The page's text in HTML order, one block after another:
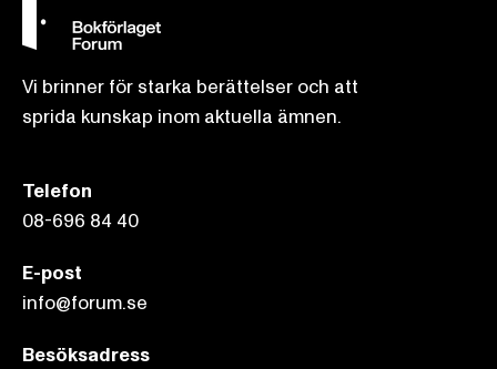
Vi brinner för starka berättelser och att
sprida kunskap inom aktuella ämnen.
Telefon
08-696 84 40
E-post
info@forum.se
Besöksadress